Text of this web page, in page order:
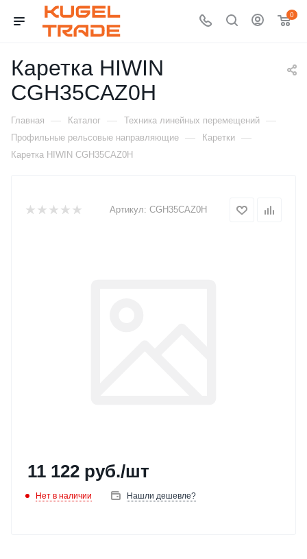
0
Каретка HIWIN
CGH35CAZ0H
Главная — Каталог — Техника линейных перемещений —
Профильные рельсовые направляющие — Каретки —
Каретка HIWIN CGH35CAZ0H
Артикул: CGH35CAZ0H
11 122 руб./шт
Нет в наличии Нашли дешевле?